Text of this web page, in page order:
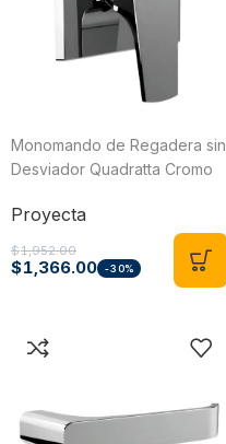
Monomando de Regadera sin
Desviador Quadratta Cromo
Proyecta
$1,952.00
$1,366.00 -30%